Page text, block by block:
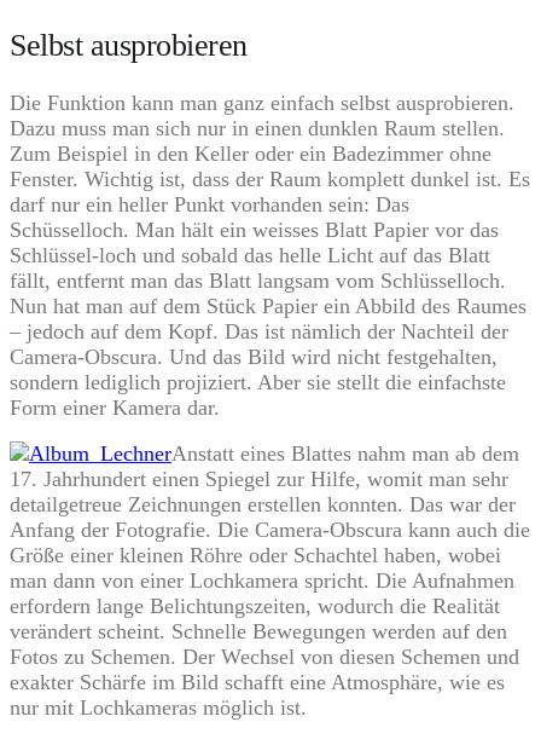
Selbst ausprobieren
Die Funktion kann man ganz einfach selbst ausprobieren.
Dazu muss man sich nur in einen dunklen Raum stellen.
Zum Beispiel in den Keller oder ein Badezimmer ohne
Fenster. Wichtig ist, dass der Raum komplett dunkel ist. Es
darf nur ein heller Punkt vorhanden sein: Das
Schüsselloch. Man hält ein weisses Blatt Papier vor das
Schlüssel-loch und sobald das helle Licht auf das Blatt
fällt, entfernt man das Blatt langsam vom Schlüsselloch.
Nun hat man auf dem Stück Papier ein Abbild des Raumes
– jedoch auf dem Kopf. Das ist nämlich der Nachteil der
Camera-Obscura. Und das Bild wird nicht festgehalten,
sondern lediglich projiziert. Aber sie stellt die einfachste
Form einer Kamera dar.
Anstatt eines Blattes nahm man ab dem
17. Jahrhundert einen Spiegel zur Hilfe, womit man sehr
detailgetreue Zeichnungen erstellen konnten. Das war der
Anfang der Fotografie. Die Camera-Obscura kann auch die
Größe einer kleinen Röhre oder Schachtel haben, wobei
man dann von einer Lochkamera spricht. Die Aufnahmen
erfordern lange Belichtungszeiten, wodurch die Realität
verändert scheint. Schnelle Bewegungen werden auf den
Fotos zu Schemen. Der Wechsel von diesen Schemen und
exakter Schärfe im Bild schafft eine Atmosphäre, wie es
nur mit Lochkameras möglich ist.